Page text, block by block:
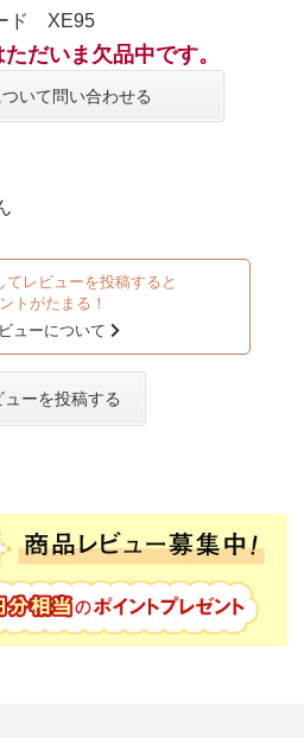
ド XE95
だいま欠品中です。
いて問い合わせる
てレビューを投稿すると
トがたまる！
ューについて
ューを投稿する